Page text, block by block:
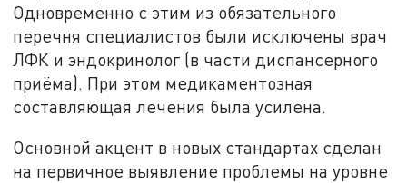
Одновременно с этим из обязательного
перечня специалистов были исключены врач
ЛФК и эндокринолог (в части диспансерного
приёма). При этом медикаментозная
составляющая лечения была усилена.
Основной акцент в новых стандартах сделан
на первичное выявление проблемы на уровне